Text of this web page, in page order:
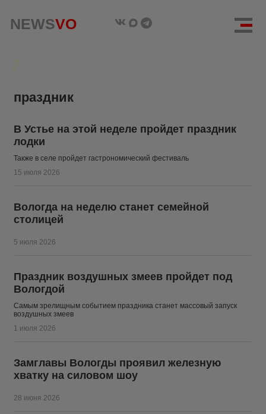
NEWSVO
NEWSVO
праздник
В Устье на этой неделе пройдет праздник
лодки
Также в селе пройдет гастрономический фестиваль
15 июля 2026
Вологда на неделю станет семейной
столицей
5 июля 2026
Праздник воздушных змеев пройдет под
Вологдой
Самым зрелищным событием праздника станет массовый запуск
воздушных змеев
1 июля 2026
Замглавы Вологды проявил железную
хватку на силовом шоу
28 июня 2026